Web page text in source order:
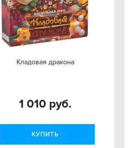
Кладовая дракона
1 010 руб.
КУПИТЬ